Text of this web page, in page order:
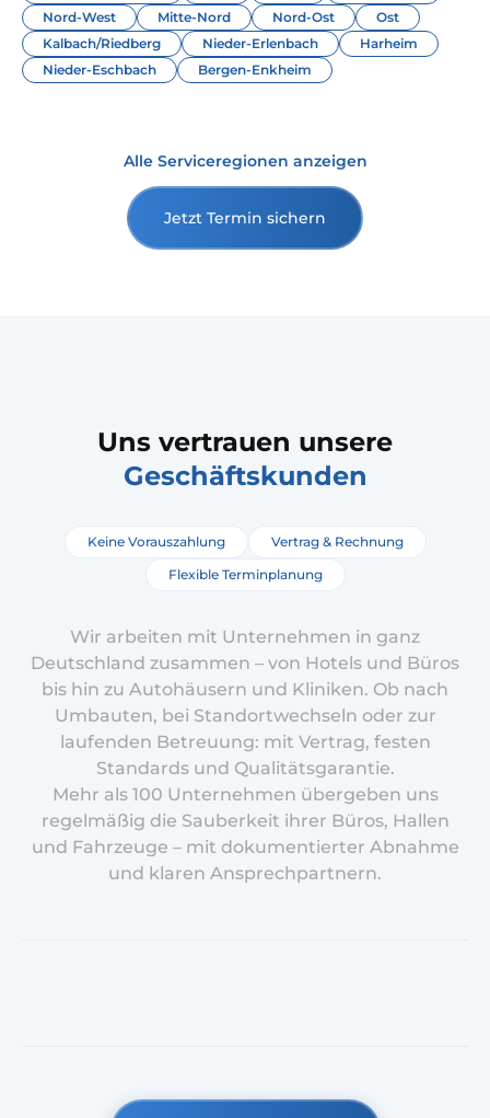
Nord-West
Mitte-Nord Nord-Ost
Ost
Kalbach/Riedberg
Nieder-Erlenbach
Harheim
Nieder-Eschbach
Bergen-Enkheim
Alle Serviceregionen anzeigen
Jetzt Termin sichern
Uns vertrauen unsere
Geschäftskunden
Keine Vorauszahlung
Vertrag & Rechnung
Flexible Terminplanung
Wir arbeiten mit Unternehmen in ganz
Deutschland zusammen – von Hotels und Büros
bis hin zu Autohäusern und Kliniken. Ob nach
Umbauten, bei Standortwechseln oder zur
laufenden Betreuung: mit Vertrag, festen
Standards und Qualitätsgarantie.
Mehr als 100 Unternehmen übergeben uns
regelmäßig die Sauberkeit ihrer Büros, Hallen
und Fahrzeuge – mit dokumentierter Abnahme
und klaren Ansprechpartnern.